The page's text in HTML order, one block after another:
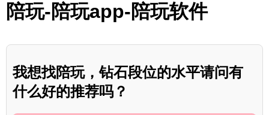
陪玩-陪玩app-陪玩软件
我想找陪玩，钻石段位的水平请问有
什么好的推荐吗？